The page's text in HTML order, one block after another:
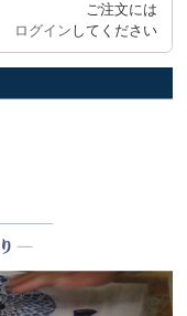
ご注文には
ログイン してください